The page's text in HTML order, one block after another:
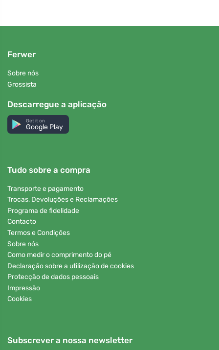
Ferwer
Sobre nós
Grossista
Descarregue a aplicação
Get it on
Google Play
Tudo sobre a compra
Transporte e pagamento
Trocas, Devoluções e Reclamações
Programa de fidelidade
Contacto
Termos e Condições
Sobre nós
Como medir o comprimento do pé
Declaração sobre a utilização de cookies
Protecção de dados pessoais
Impressão
Cookies
Subscrever a nossa newsletter